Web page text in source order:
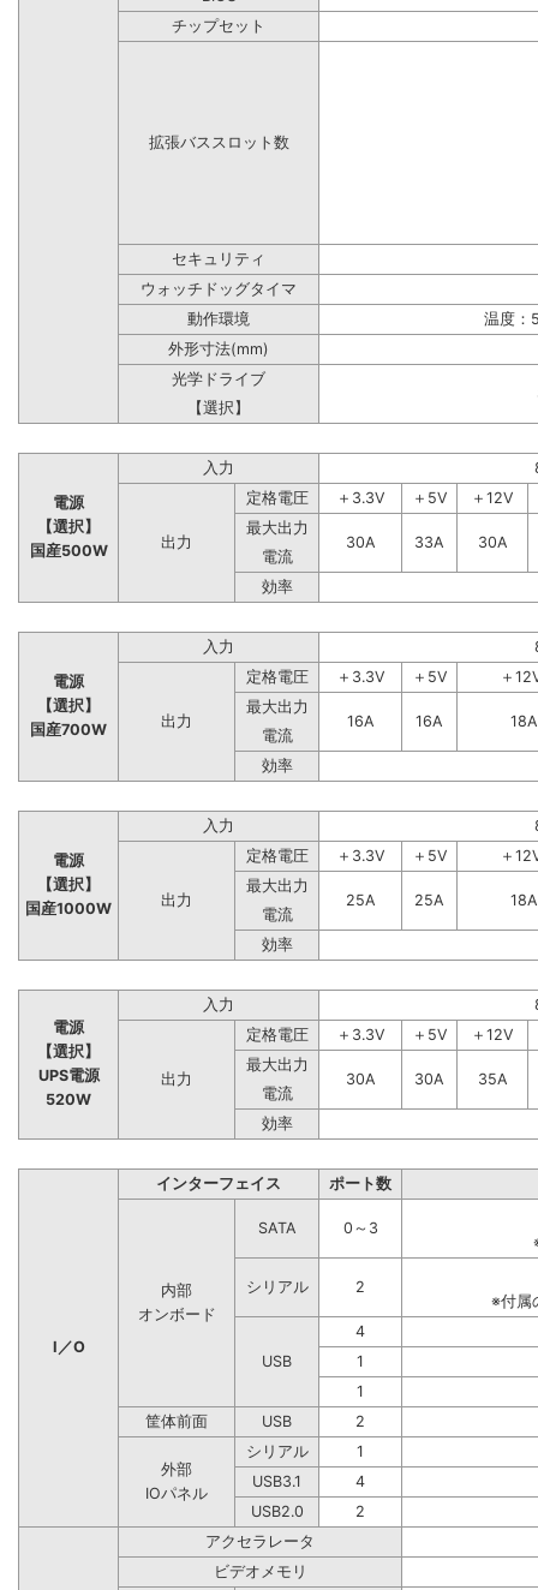
チップセット
拡張バススロット数
セキュリティ
ウォッチドッグタイマ
動作環境
温度：
外形寸法(mm)
光学ドライブ
【選択】
電源
【選択】
国産500W
入力
出力
定格電圧 ＋3.3V ＋5V
＋12V
最大出力
30A
33A
30A
電流
効率
電源
【選択】
国産700W
入力
出力
定格電圧 ＋3.3V ＋5V
＋
最大出力
16A
16A
18A
電流
効率
電源
【選択】
国産1000W
入力
出力
定格電圧 ＋3.3V ＋5V
＋
最大出力
25A
25A
18A
電流
効率
電源
【選択】
UPS電源
520W
入力
出力
定格電圧 ＋3.3V ＋5V
＋12V
最大出力
30A
30A
35A
電流
効率
I／O
インターフェイス ポート数
内部
オンボード
SATA
0～3
シリアル
2
※付属
USB
4
1
1
筐体前面
USB 2
外部
IOパネル
シリアル
1
USB3.1
4
USB2.0
2
アクセラレータ
ビデオメモリ